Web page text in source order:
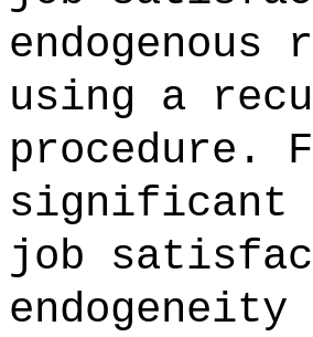
using a
procedure.
significant
job